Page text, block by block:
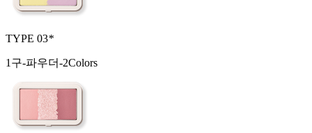
TYPE 03*
1구-파우더-2Colors